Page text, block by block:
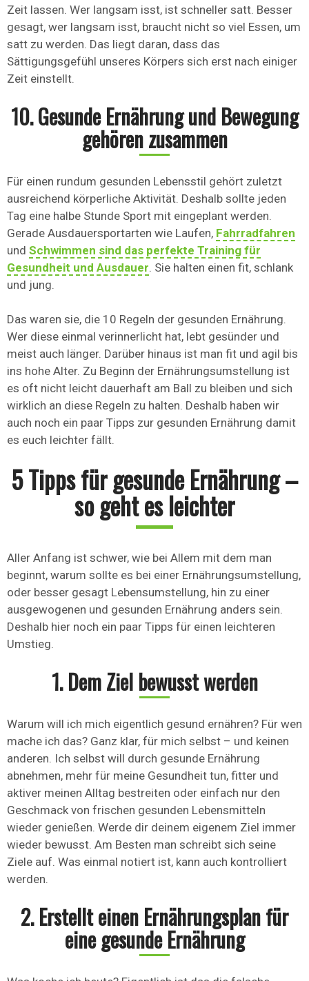
Zeit lassen. Wer langsam isst, ist schneller satt. Besser
gesagt, wer langsam isst, braucht nicht so viel Essen, um
satt zu werden. Das liegt daran, dass das
Sättigungsgefühl unseres Körpers sich erst nach einiger
Zeit einstellt.
10. Gesunde Ernährung und Bewegung
gehören zusammen
Für einen rundum gesunden Lebensstil gehört zuletzt
ausreichend körperliche Aktivität. Deshalb sollte jeden
Tag eine halbe Stunde Sport mit eingeplant werden.
Gerade Ausdauersportarten wie Laufen, Fahrradfahren
und Schwimmen sind das perfekte Training für
Gesundheit und Ausdauer. Sie halten einen fit, schlank
und jung.
Das waren sie, die 10 Regeln der gesunden Ernährung.
Wer diese einmal verinnerlicht hat, lebt gesünder und
meist auch länger. Darüber hinaus ist man fit und agil bis
ins hohe Alter. Zu Beginn der Ernährungsumstellung ist
es oft nicht leicht dauerhaft am Ball zu bleiben und sich
wirklich an diese Regeln zu halten. Deshalb haben wir
auch noch ein paar Tipps zur gesunden Ernährung damit
es euch leichter fällt.
5 Tipps für gesunde Ernährung –
so geht es leichter
Aller Anfang ist schwer, wie bei Allem mit dem man
beginnt, warum sollte es bei einer Ernährungsumstellung,
oder besser gesagt Lebensumstellung, hin zu einer
ausgewogenen und gesunden Ernährung anders sein.
Deshalb hier noch ein paar Tipps für einen leichteren
Umstieg.
1. Dem Ziel bewusst werden
Warum will ich mich eigentlich gesund ernähren? Für wen
mache ich das? Ganz klar, für mich selbst – und keinen
anderen. Ich selbst will durch gesunde Ernährung
abnehmen, mehr für meine Gesundheit tun, fitter und
aktiver meinen Alltag bestreiten oder einfach nur den
Geschmack von frischen gesunden Lebensmitteln
wieder genießen. Werde dir deinem eigenem Ziel immer
wieder bewusst. Am Besten man schreibt sich seine
Ziele auf. Was einmal notiert ist, kann auch kontrolliert
werden.
2. Erstellt einen Ernährungsplan für
eine gesunde Ernährung